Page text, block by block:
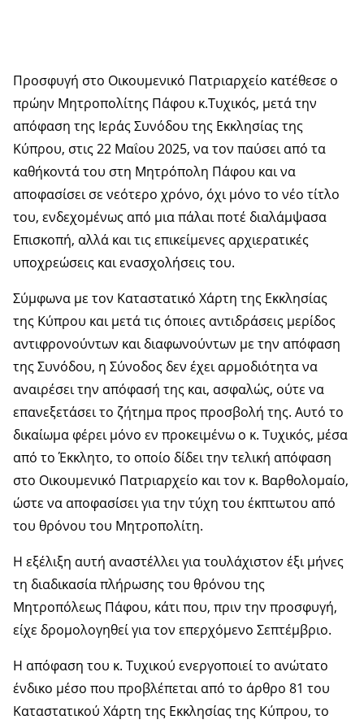
Προσφυγή στο Οικουμενικό Πατριαρχείο κατέθεσε ο
πρώην Μητροπολίτης Πάφου κ.Τυχικός, μετά την
απόφαση της Ιεράς Συνόδου της Εκκλησίας της
Κύπρου, στις 22 Μαΐου 2025, να τον παύσει από τα
καθήκοντά του στη Μητρόπολη Πάφου και να
αποφασίσει σε νεότερο χρόνο, όχι μόνο το νέο τίτλο
του, ενδεχομένως από μια πάλαι ποτέ διαλάμψασα
Επισκοπή, αλλά και τις επικείμενες αρχιερατικές
υποχρεώσεις και ενασχολήσεις του.
Σύμφωνα με τον Καταστατικό Χάρτη της Εκκλησίας
της Κύπρου και μετά τις όποιες αντιδράσεις μερίδος
αντιφρονούντων και διαφωνούντων με την απόφαση
της Συνόδου, η Σύνοδος δεν έχει αρμοδιότητα να
αναιρέσει την απόφασή της και, ασφαλώς, ούτε να
επανεξετάσει το ζήτημα προς προσβολή της. Αυτό το
δικαίωμα φέρει μόνο εν προκειμένω ο κ. Τυχικός, μέσα
από το Έκκλητο, το οποίο δίδει την τελική απόφαση
στο Οικουμενικό Πατριαρχείο και τον κ. Βαρθολομαίο,
ώστε να αποφασίσει για την τύχη του έκπτωτου από
του θρόνου του Μητροπολίτη.
Η εξέλιξη αυτή αναστέλλει για τουλάχιστον έξι μήνες
τη διαδικασία πλήρωσης του θρόνου της
Μητροπόλεως Πάφου, κάτι που, πριν την προσφυγή,
είχε δρομολογηθεί για τον επερχόμενο Σεπτέμβριο.
Η απόφαση του κ. Τυχικού ενεργοποιεί το ανώτατο
ένδικο μέσο που προβλέπεται από το άρθρο 81 του
Καταστατικού Χάρτη της Εκκλησίας της Κύπρου, το